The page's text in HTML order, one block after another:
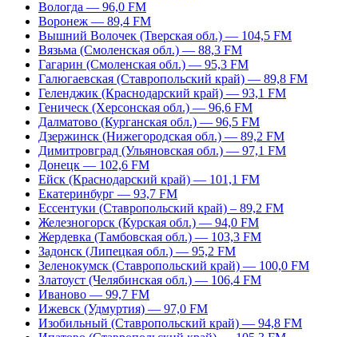
Вологда — 96,0 FM
Воронеж — 89,4 FM
Вышний Волочек (Тверская обл.) — 104,5 FM
Вязьма (Смоленская обл.) — 88,3 FM
Гагарин (Смоленская обл.) — 95,3 FM
Галюгаевская (Ставропольский край) — 89,8 FM
Геленджик (Краснодарский край) — 93,1 FM
Геническ (Херсонская обл.) — 96,6 FM
Далматово (Курганская обл.) — 96,5 FM
Дзержинск (Нижегородская обл.) — 89,2 FM
Димитровград (Ульяновская обл.) — 97,1 FM
Донецк — 102,6 FM
Ейск (Краснодарский край) — 101,1 FM
Екатеринбург — 93,7 FM
Ессентуки (Ставропольский край) – 89,2 FM
Железногорск (Курская обл.) — 94,0 FM
Жердевка (Тамбовская обл.) — 103,3 FM
Задонск (Липецкая обл.) — 95,2 FM
Зеленокумск (Ставропольский край) — 100,0 FM
Златоуст (Челябинская обл.) — 106,4 FM
Иваново — 99,7 FM
Ижевск (Удмуртия) — 97,0 FM
Изобильный (Ставропольский край) — 94,8 FM